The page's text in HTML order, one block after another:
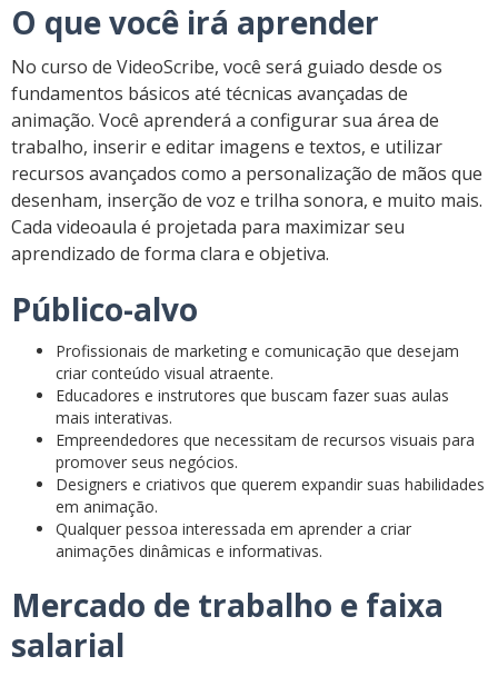
O que você irá aprender
No curso de VideoScribe, você será guiado desde os
fundamentos básicos até técnicas avançadas de
animação. Você aprenderá a configurar sua área de
trabalho, inserir e editar imagens e textos, e utilizar
recursos avançados como a personalização de mãos que
desenham, inserção de voz e trilha sonora, e muito mais.
Cada videoaula é projetada para maximizar seu
aprendizado de forma clara e objetiva.
Público-alvo
Profissionais de marketing e comunicação que desejam
criar conteúdo visual atraente.
Educadores e instrutores que buscam fazer suas aulas
mais interativas.
Empreendedores que necessitam de recursos visuais para
promover seus negócios.
Designers e criativos que querem expandir suas habilidades
em animação.
Qualquer pessoa interessada em aprender a criar
animações dinâmicas e informativas.
Mercado de trabalho e faixa
salarial